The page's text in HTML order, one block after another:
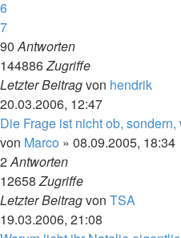
6
7
90Antworten
144886Zugriffe
Letzter Beitragvon hendrik
20.03.2006, 12:47
Die Frage ist nicht ob, sondern,
von Marco » 08.09.2005, 18:34
2Antworten
12658Zugriffe
Letzter Beitragvon TSA
19.03.2006, 21:08